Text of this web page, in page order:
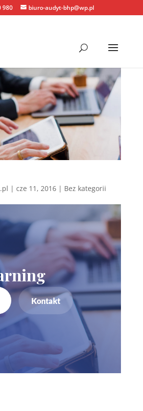
980 biuro-audyt-bhp@wp.pl
| cze 11, 2016| Bez kategorii
Kontakt